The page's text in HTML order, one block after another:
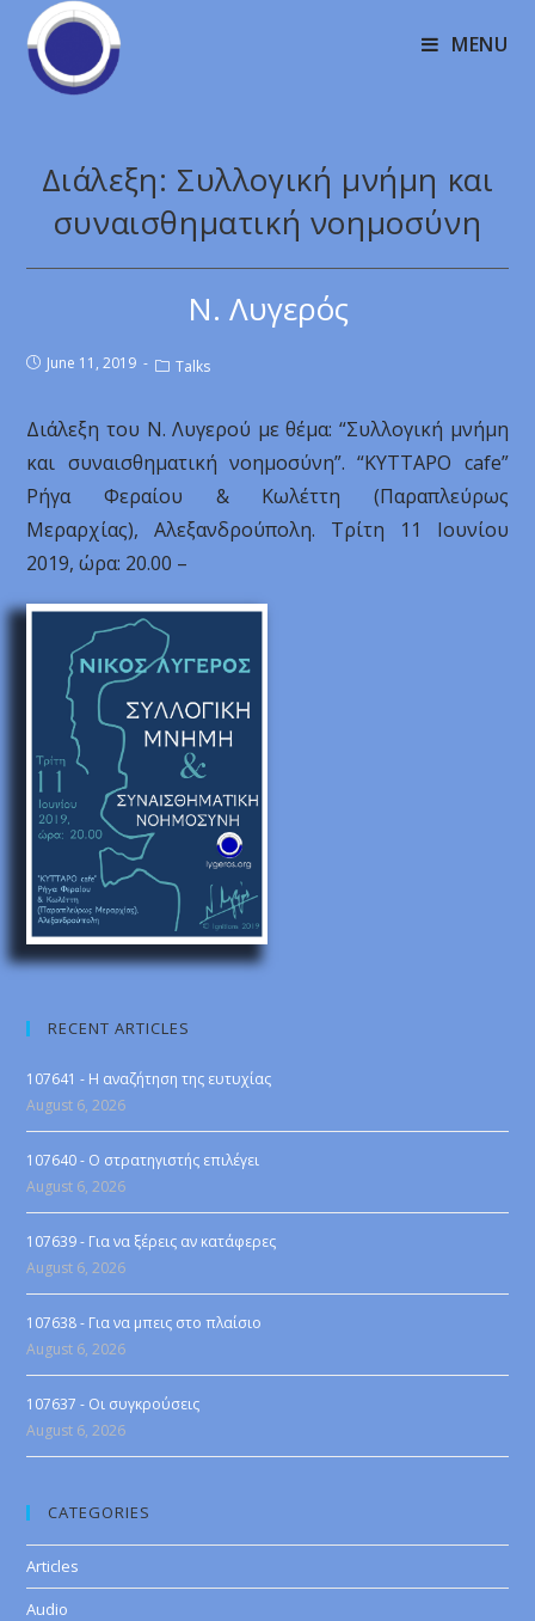
MENU
Διάλεξη: Συλλογική μνήμη και
συναισθηματική νοημοσύνη
Ν. Λυγερός
June 11, 2019 Talks
Διάλεξη του Ν. Λυγερού με θέμα: “Συλλογική μνήμη
και συναισθηματική νοημοσύνη”. “ΚΥΤΤΑΡΟ cafe”
Ρήγα Φεραίου & Κωλέττη (Παραπλεύρως
Μεραρχίας), Αλεξανδρούπολη. Τρίτη 11 Ιουνίου
2019, ώρα: 20.00 –
RECENT ARTICLES
107641 - Η αναζήτηση της ευτυχίας
August 6, 2026
107640 - Ο στρατηγιστής επιλέγει
August 6, 2026
107639 - Για να ξέρεις αν κατάφερες
August 6, 2026
107638 - Για να μπεις στο πλαίσιο
August 6, 2026
107637 - Οι συγκρούσεις
August 6, 2026
CATEGORIES
Articles
Audio